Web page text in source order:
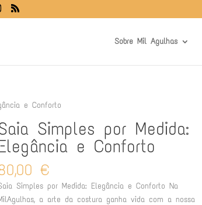
Sobre Mil Agulhas
e Conforto
Simples por Medida:
e Conforto
€
Simples por Medida: Elegância e Conforto Na
a arte da costura ganha vida com a nossa